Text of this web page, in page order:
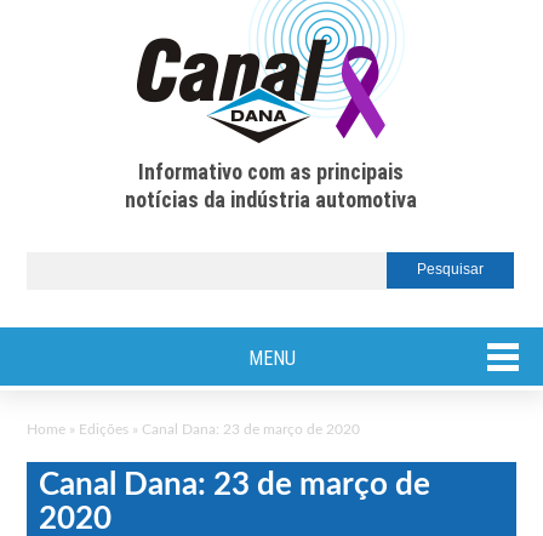
Informativo com as principais
notícias da indústria automotiva
MENU
Home » Edições » Canal Dana: 23 de março de 2020
Canal Dana: 23 de março de
2020